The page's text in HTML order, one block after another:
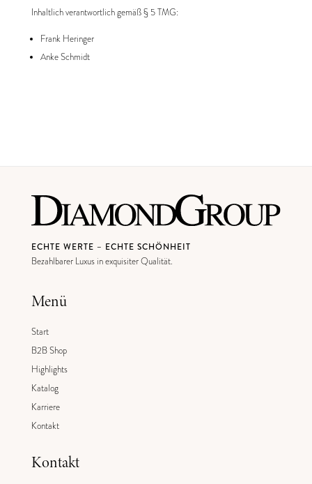
Inhaltlich verantwortlich gemäß § 5 TMG:
Frank Heringer
Anke Schmidt
ECHTE WERTE – ECHTE SCHÖNHEIT
Bezahlbarer Luxus in exquisiter Qualität.
Menü
Start
B2B Shop
Highlights
Katalog
Karriere
Kontakt
Kontakt